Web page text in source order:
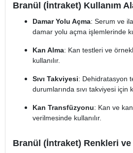
Branül (İntraket) Kullanım
Damar Yolu Açma: Serum ve
damar yolu açma işlemlerinde
Kan Alma: Kan testleri ve
kullanılır.
Sıvı Takviyesi: Dehidratasyon
durumlarında sıvı takviyesi için
Kan Transfüzyonu: Kan ve
verilmesinde kullanılır.
Branül (İntraket) Renkleri ve